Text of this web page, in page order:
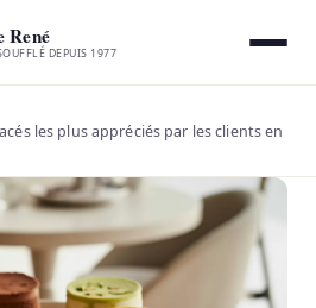
René
DEPUIS 1977
les plus appréciés par les clients en